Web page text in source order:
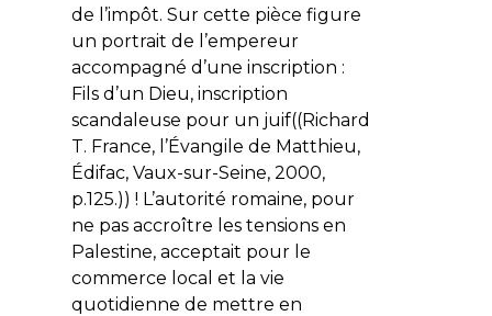
de l’impôt. Sur cette pièce figure
un portrait de l’empereur
accompagné d’une inscription :
Fils d’un Dieu, inscription
scandaleuse pour un juif((Richard
T. France, l’Évangile de Matthieu,
Édifac, Vaux-sur-Seine, 2000,
p.125.)) ! L’autorité romaine, pour
ne pas accroître les tensions en
Palestine, acceptait pour le
commerce local et la vie
quotidienne de mettre en